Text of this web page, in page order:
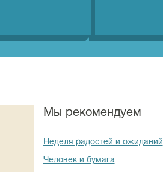
Мы рекомендуем
Неделя радостей и ожиданий
Человек и бумага